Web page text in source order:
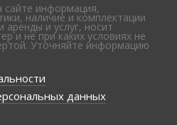
сайте информация,
наличие и комплектации
и услуг, носит
и не при каких условиях не
Уточняйте информацию
данных